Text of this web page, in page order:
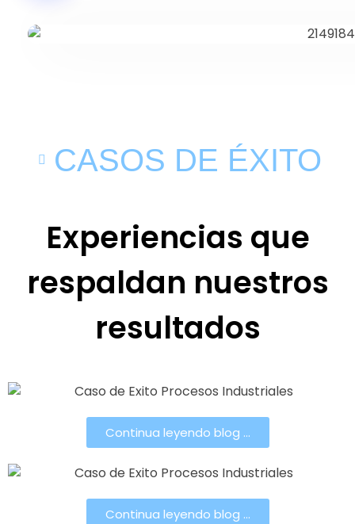
CASOS DE ÉXITO
Experiencias que
respaldan nuestros
resultados
Continua leyendo blog ...
Continua leyendo blog ...